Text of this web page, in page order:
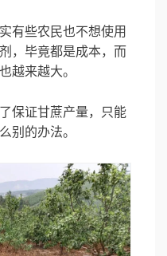
有些农民也不想使用
，毕竟都是成本，而
越来越大。
保证甘蔗产量，只能
别的办法。